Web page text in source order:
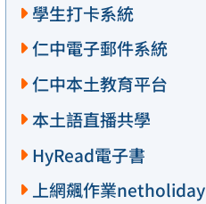
學生打卡系統
仁中電子郵件系統
仁中本土教育平台
本土語直播共學
HyRead電子書
上網飆作業netholiday